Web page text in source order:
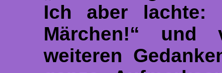
Ich aber lachte:
Märchen!“ und
weiteren